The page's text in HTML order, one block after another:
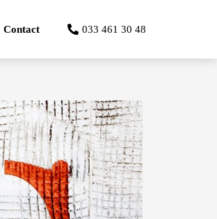
Contact 033 461 30 48